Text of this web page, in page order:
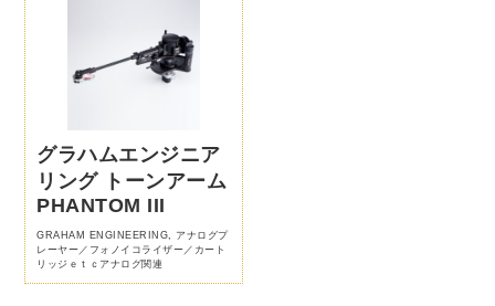
グラハムエンジニア
リング トーンアーム
PHANTOM III
GRAHAM ENGINEERING
アナログプ
レーヤー／フォノイコライザー／カート
リッジｅｔｃアナログ関連